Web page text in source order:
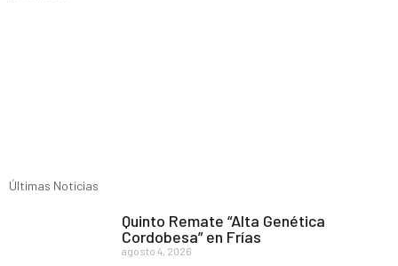
Últimas Noticias
Quinto Remate “Alta Genética
Cordobesa” en Frías
agosto 4, 2026